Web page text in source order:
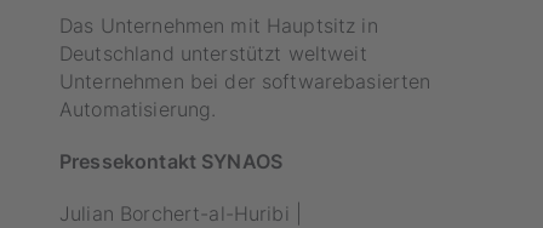
Das Unternehmen mit Hauptsitz in
Deutschland unterstützt weltweit
Unternehmen bei der softwarebasierten
Automatisierung.
Pressekontakt SYNAOS
Julian Borchert-al-Huribi |